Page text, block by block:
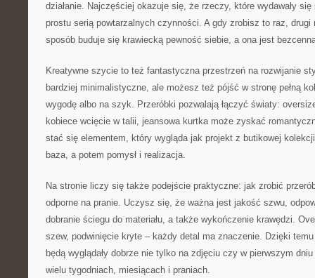
działanie. Najczęściej okazuje się, że rzeczy, które wydawały
prostu serią powtarzalnych czynności. A gdy zrobisz to raz, drugi
sposób buduje się krawiecką pewność siebie, a ona jest
Kreatywne szycie to też fantastyczna przestrzeń na rozwijanie
bardziej minimalistyczne, ale możesz też pójść w stronę pełną
wygodę albo na szyk. Przeróbki pozwalają łączyć światy:
kobiece wcięcie w talii, jeansowa kurtka może zyskać
stać się elementem, który wygląda jak projekt z butikowej
baza, a potem pomysł i realizacja.
Na stronie liczy się także podejście praktyczne: jak zrobić
odporne na pranie. Uczysz się, że ważna jest jakość szwu,
dobranie ściegu do materiału, a także wykończenie krawędzi.
szew, podwinięcie kryte – każdy detal ma znaczenie. Dzięki
będą wyglądały dobrze nie tylko na zdjęciu czy w pierwszym
wielu tygodniach, miesiącach i praniach.